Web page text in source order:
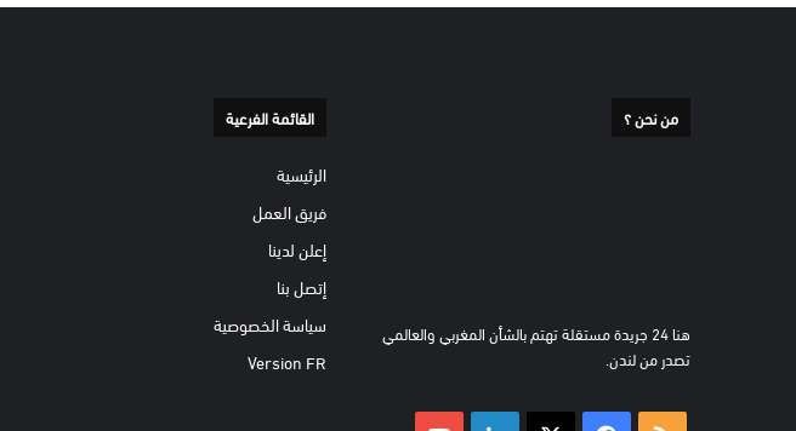
من نحن ؟
هنا 24 جريدة مستقلة تهتم بالشأن المغربي والعالمي
تصدر من لندن.
القائمة الفرعية
الرئيسية
فريق العمل
إعلن لدينا
إتصل بنا
سياسة الخصوصية
Version FR